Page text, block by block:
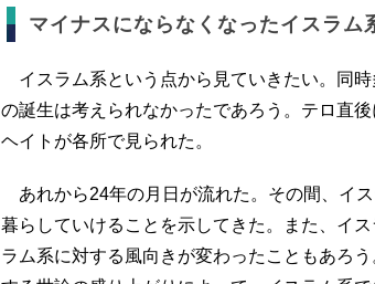
マイナスにならなくなったイスラム
イスラム系という点から見ていきたい。同
の誕生は考えられなかったであろう。テロ直
ヘイトが各所で見られた。
あれから24年の月日が流れた。その間、イ
暮らしていけることを示してきた。また、イ
ラム系に対する風向きが変わったこともあろ